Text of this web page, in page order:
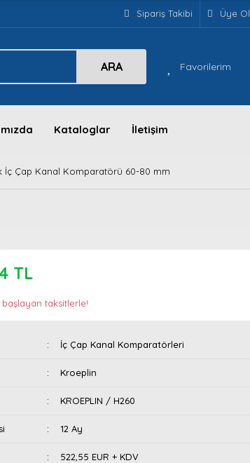
Sipariş Takibi Üye Ol
ARA Favorilerim
Kataloglar İletişim
İç Çap Kanal Komparatörü 60-80 mm
TL
başlayan taksitlerle!
İç Çap Kanal Komparatörleri
Kroeplin
KROEPLIN / H260
12 Ay
522,55 EUR + KDV